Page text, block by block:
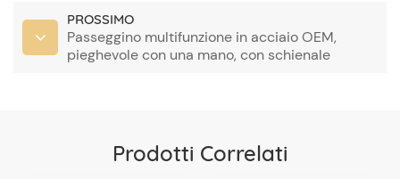
PROSSIMO
Passeggino multifunzione in acciaio OEM,
pieghevole con una mano, con schienale
Prodotti Correlati